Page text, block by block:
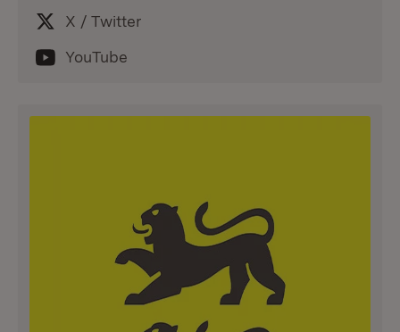
X / Twitter
YouTube